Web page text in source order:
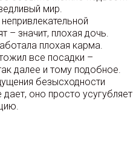
мир.
– значит, плохая дочь.
плохая карма.
все посадки –
далее и тому подобное.
безысходности
оно просто усугубляет